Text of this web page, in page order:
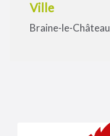
Ville
Braine-le-Château